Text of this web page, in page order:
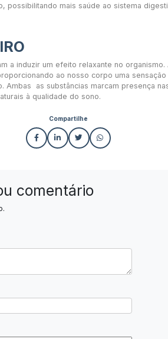
possibilitando mais saúde ao sistema
a induzir um efeito relaxante no
ao nosso corpo uma
as substâncias marcam presença
à qualidade do sono.
Compartilhe
comentário